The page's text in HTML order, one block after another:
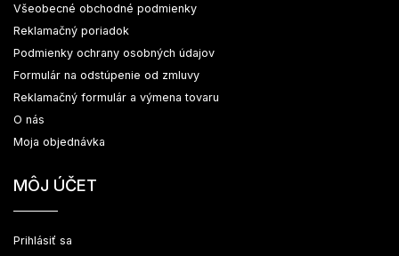
Všeobecné obchodné podmienky
Reklamačný poriadok
Podmienky ochrany osobných údajov
Formulár na odstúpenie od zmluvy
Reklamačný formulár a výmena tovaru
O nás
Moja objednávka
MÔJ ÚČET
Prihlásiť sa